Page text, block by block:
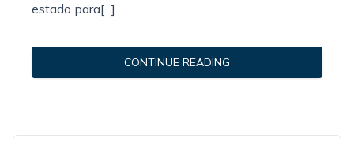
estado para[...]
CONTINUE READING